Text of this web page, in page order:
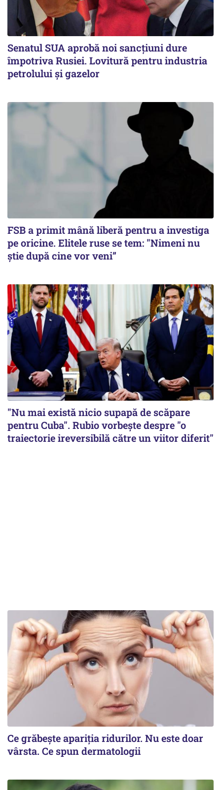
Senatul SUA aprobă noi sancțiuni dure
împotriva Rusiei. Lovitură pentru industria
petrolului și gazelor
FSB a primit mână liberă pentru a investiga
pe oricine. Elitele ruse se tem: "Nimeni nu
știe după cine vor veni”
"Nu mai există nicio supapă de scăpare
pentru Cuba". Rubio vorbește despre "o
traiectorie ireversibilă către un viitor diferit"
Ce grăbește apariția ridurilor. Nu este doar
vârsta. Ce spun dermatologii